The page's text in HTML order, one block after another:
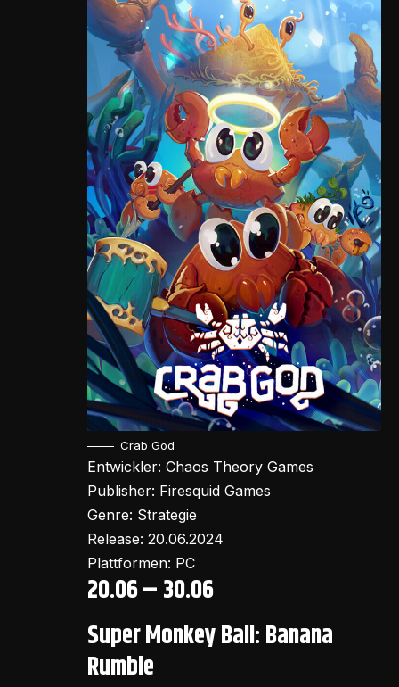
Crab God
Entwickler: Chaos Theory Games
Publisher: Firesquid Games
Genre: Strategie
Release: 20.06.2024
Plattformen: PC
20.06 – 30.06
Super Monkey Ball: Banana
Rumble